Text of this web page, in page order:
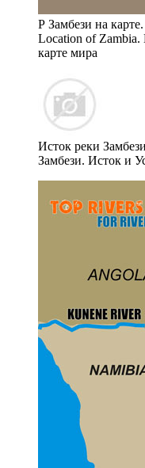
Р Замбези на
Location of Zambia.
карте мира
Исток реки
Замбези. Исток и